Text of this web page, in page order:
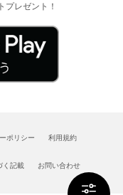
プレゼント！
ポリシー 利用規約
く記載 お問い合わせ